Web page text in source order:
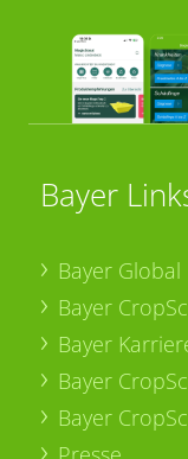
Bayer
Bayer Global
Bayer
Bayer
Bayer
Bayer